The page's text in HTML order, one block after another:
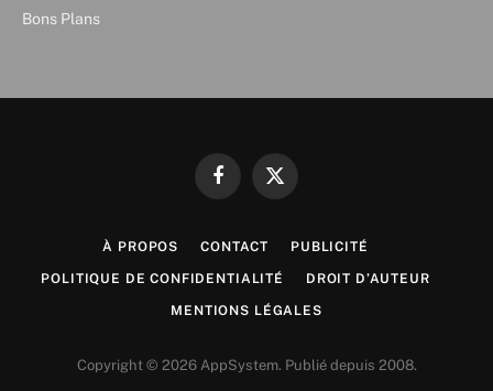
Bons Plans
FacebookX
À PROPOS CONTACT PUBLICITÉ
POLITIQUE DE CONFIDENTIALITÉ DROIT D’AUTEUR
MENTIONS LÉGALES
Copyright © 2026 AppSystem. Publié depuis 2008.